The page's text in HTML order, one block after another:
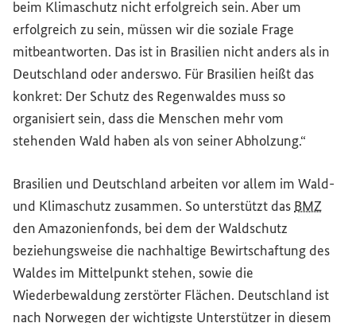
beim Klimaschutz nicht erfolgreich sein. Aber um
erfolgreich zu sein, müssen wir die soziale Frage
mitbeantworten. Das ist in Brasilien nicht anders als in
Deutschland oder anderswo. Für Brasilien heißt das
konkret: Der Schutz des Regenwaldes muss so
organisiert sein, dass die Menschen mehr vom
stehenden Wald haben als von seiner Abholzung.“
Brasilien und Deutschland arbeiten vor allem im Wald-
und Klimaschutz zusammen. So unterstützt das BMZ
den Amazonienfonds, bei dem der Waldschutz
beziehungsweise die nachhaltige Bewirtschaftung des
Waldes im Mittelpunkt stehen, sowie die
Wiederbewaldung zerstörter Flächen. Deutschland ist
nach Norwegen der wichtigste Unterstützer in diesem